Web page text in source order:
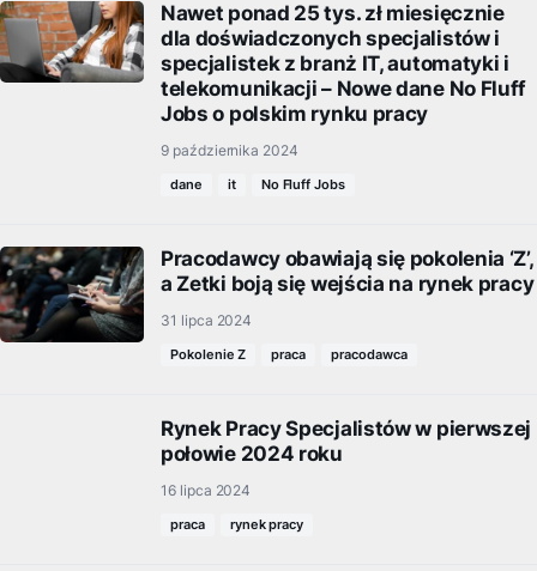
Nawet ponad 25 tys. zł miesięcznie
dla doświadczonych specjalistów i
specjalistek z branż IT, automatyki i
telekomunikacji – Nowe dane No Fluff
Jobs o polskim rynku pracy
9 października 2024
dane it No Fluff Jobs
Pracodawcy obawiają się pokolenia ‘Z’,
a Zetki boją się wejścia na rynek pracy
31 lipca 2024
Pokolenie Z praca pracodawca
Rynek Pracy Specjalistów w pierwszej
połowie 2024 roku
16 lipca 2024
praca rynek pracy